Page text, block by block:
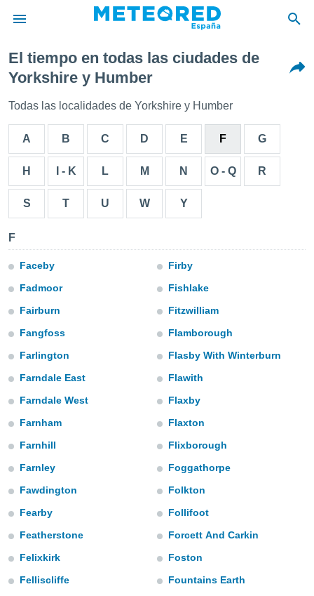
de
por
para
que se
calidad.
las
y
basada
seguir
la
todas
nuestros
y análisis
así como
ACEPTAR
CONFIGURACIÓN
El tiempo en todas las ciudades de
Yorkshire y Humber
Todas las localidades de Yorkshire y Humber
A B C D E F G
H I - K L M N O - Q R
S T U W Y
F
Faceby
Fadmoor
Fairburn
Fangfoss
Farlington
Farndale East
Farndale West
Farnham
Farnhill
Farnley
Fawdington
Fearby
Featherstone
Felixkirk
Felliscliffe
Firby
Fishlake
Fitzwilliam
Flamborough
Flasby With Winterburn
Flawith
Flaxby
Flaxton
Flixborough
Foggathorpe
Folkton
Follifoot
Forcett And Carkin
Foston
Fountains Earth